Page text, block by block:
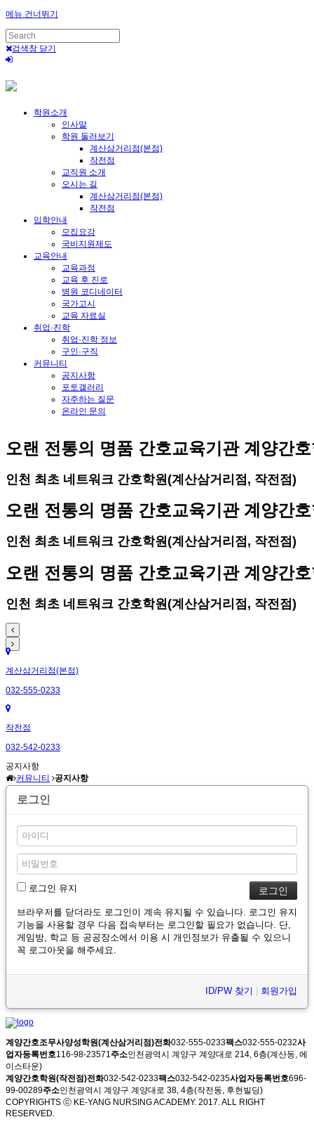
메뉴 건너뛰기
검색창 닫기
학원소개
인사말
학원 둘러보기
계산삼거리점(본점)
작전점
교직원 소개
오시는 길
계산삼거리점(본점)
작전점
입학안내
모집요강
국비지원제도
교육안내
교육과정
교육 후 진로
병원 코디네이터
국가고시
교육 자료실
취업·진학
취업·진학 정보
구인·구직
커뮤니티
공지사항
포토갤러리
자주하는 질문
온라인 문의
오랜 전통의 명품 간호교육기관 계양간
인천 최초 네트워크 간호학원(계산삼거리점, 작전점)
오랜 전통의 명품 간호교육기관 계양간
인천 최초 네트워크 간호학원(계산삼거리점, 작전점)
오랜 전통의 명품 간호교육기관 계양간
인천 최초 네트워크 간호학원(계산삼거리점, 작전점)
계산삼거리점(본점)
032-555-0233
작전점
032-542-0233
공지사항
커뮤니티
공지사항
로그인
로그인 유지
브라우저를 닫더라도 로그인이 계속 유지될 수 있습니다. 로그인 유지
기능을 사용할 경우 다음 접속부터는 로그인할 필요가 없습니다. 단,
게임방, 학교 등 공공장소에서 이용 시 개인정보가 유출될 수 있으니
꼭 로그아웃을 해주세요.
ID/PW 찾기 회원가입
계양간호조무사양성학원(계산삼거리점)전화032-555-0233팩스032-555-0232사
업자등록번호116-98-23571주소인천광역시 계양구 계양대로 214, 6층(계산동, 에
이스타운)
계양간호학원(작전점)전화032-542-0233팩스032-542-0235사업자등록번호696-
99-00289주소인천광역시 계양구 계양대로 38, 4층(작전동, 후현빌딩)
COPYRIGHTS ⓒ KE-YANG NURSING ACADEMY. 2017. ALL RIGHT
RESERVED.